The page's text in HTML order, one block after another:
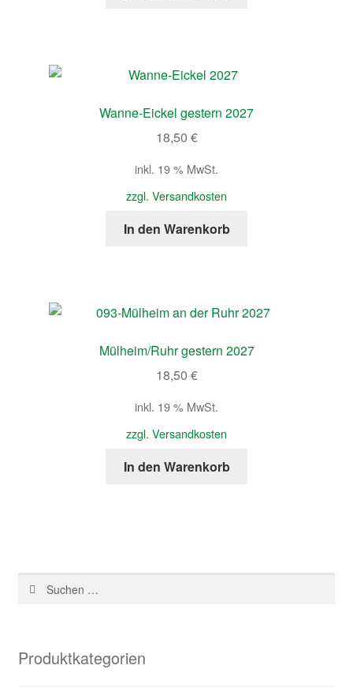
Wanne-Eickel gestern 2027
18,50 €
inkl. 19 % MwSt.
zzgl. Versandkosten
In den Warenkorb
Mülheim/Ruhr gestern 2027
18,50 €
inkl. 19 % MwSt.
zzgl. Versandkosten
In den Warenkorb
nach:
Produktkategorien